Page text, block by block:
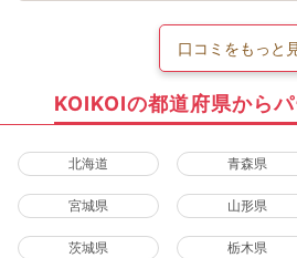
口コミをもっと
KOIKOIの都道府県から
北海道 青森県
宮城県 山形県
茨城県 栃木県